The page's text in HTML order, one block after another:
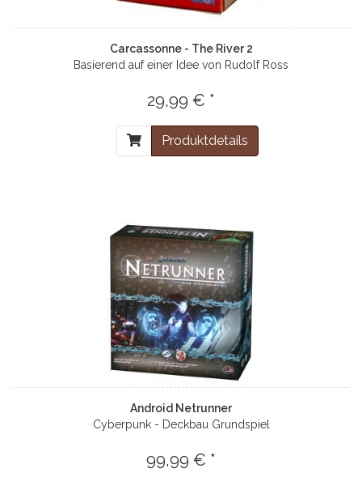
Carcassonne - The River 2
Basierend auf einer Idee von Rudolf Ross
29,99 € *
Produktdetails
Android Netrunner
Cyberpunk - Deckbau Grundspiel
99,99 € *